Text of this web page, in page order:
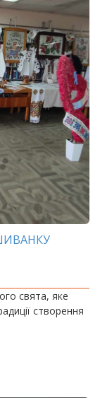
свята, яке
створення